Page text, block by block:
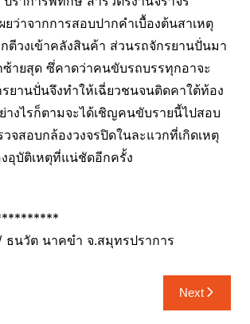
ยว่าจากการสอบปากคำเบื้องต้นสาเหตุ
ตีวงเข้าคลังสินค้า ส่วนรถจักรยานปั่นมา
ซ้ายสุด ซึ่คาดว่าคนขับรถบรรทุกอาจะ
ยานปั่นจึงทำให้เฉี่ยวชนจนติดคาใต้ท้อง
างไรก็ตามจะได้เชิญคนขับรายนี้ไปสอบ
จสอบกล้องวงจรปิดในละแวกที่เกิดเหตุ
อุบัติเหตุที่แน่ชัดอีกครั้ง
ธนวัต นาคขำ จ.สมุทรปราการ
Next